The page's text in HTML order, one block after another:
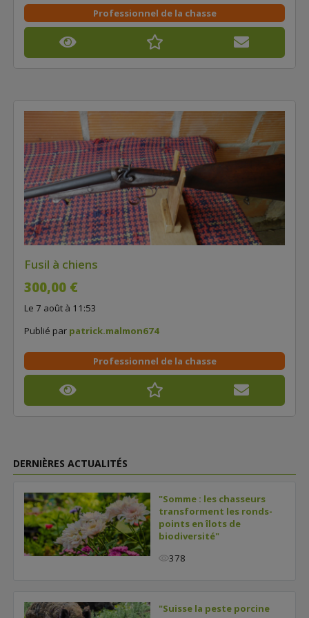
Professionnel de la chasse
Fusil à chiens
300,00 €
Le 7 août à 11:53
Publié par patrick.malmon674
Professionnel de la chasse
DERNIÈRES ACTUALITÉS
"Somme : les chasseurs
transforment les ronds-
points en îlots de
biodiversité"
378
"Suisse la peste porcine